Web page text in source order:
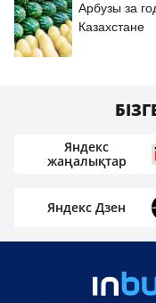
Арбузы за
Казахстане
Яндекс
жаңалықтар
Яндекс Дзен